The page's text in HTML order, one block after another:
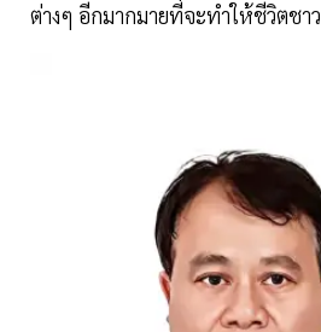
ต่างๆ อีกมากมายที่จะทำให้ชีวิตชา